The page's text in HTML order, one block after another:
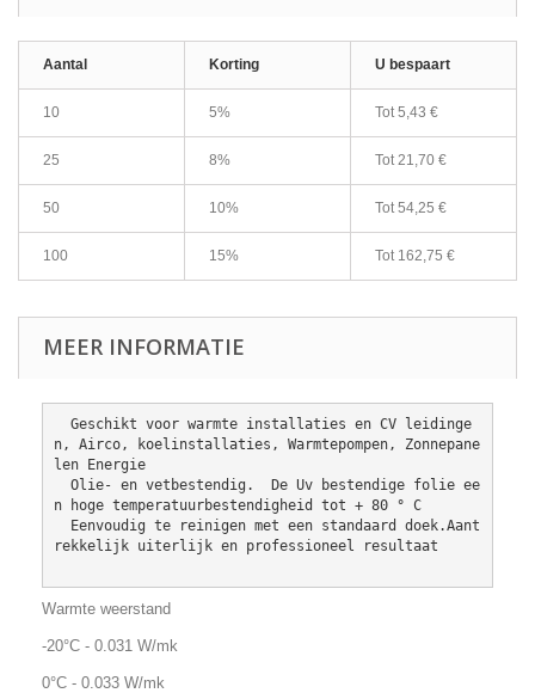
Aantal Korting U bespaart
10 5% Tot5,43 €
25 8% Tot21,70 €
50 10% Tot54,25 €
100 15% Tot162,75 €
MEER INFORMATIE
n, Airco, koelinstallaties, Warmtepompen, Zonnepane
len Energie
n hoge temperatuurbestendigheid tot + 80 ° C
rekkelijk uiterlijk en professioneel resultaat
Warmte weerstand
-20°C - 0.031 W/mk
0°C - 0.033 W/mk